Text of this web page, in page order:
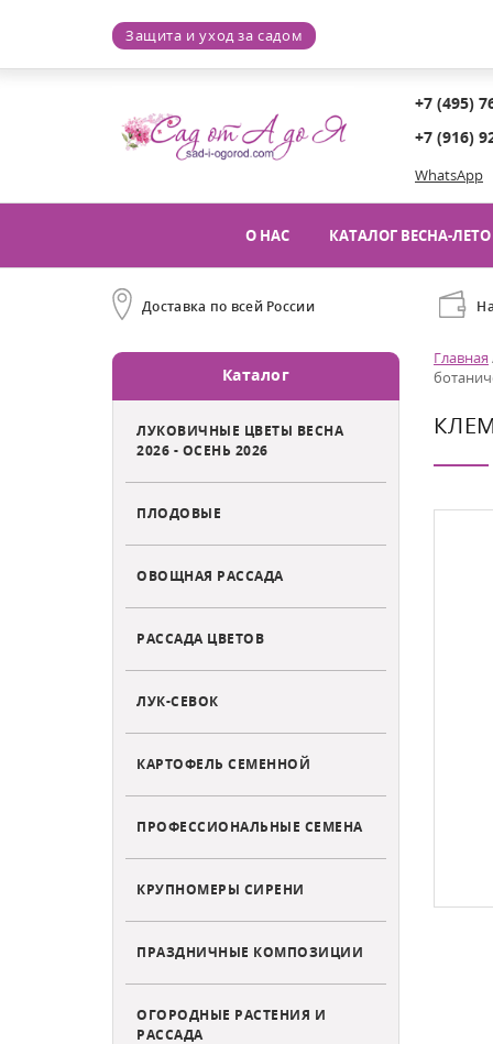
Защита и уход за садом
+7 (495)
+7 (916)
WhatsApp
О НАС КАТАЛОГ ВЕСНА-ЛЕТО
Доставка по всей России
Каталог
ЛУКОВИЧНЫЕ ЦВЕТЫ ВЕСНА
2026 - ОСЕНЬ 2026
ПЛОДОВЫЕ
ОВОЩНАЯ РАССАДА
РАССАДА ЦВЕТОВ
ЛУК-СЕВОК
КАРТОФЕЛЬ СЕМЕННОЙ
ПРОФЕССИОНАЛЬНЫЕ СЕМЕНА
КРУПНОМЕРЫ СИРЕНИ
ПРАЗДНИЧНЫЕ КОМПОЗИЦИИ
ОГОРОДНЫЕ РАСТЕНИЯ И
РАССАДА
Главная